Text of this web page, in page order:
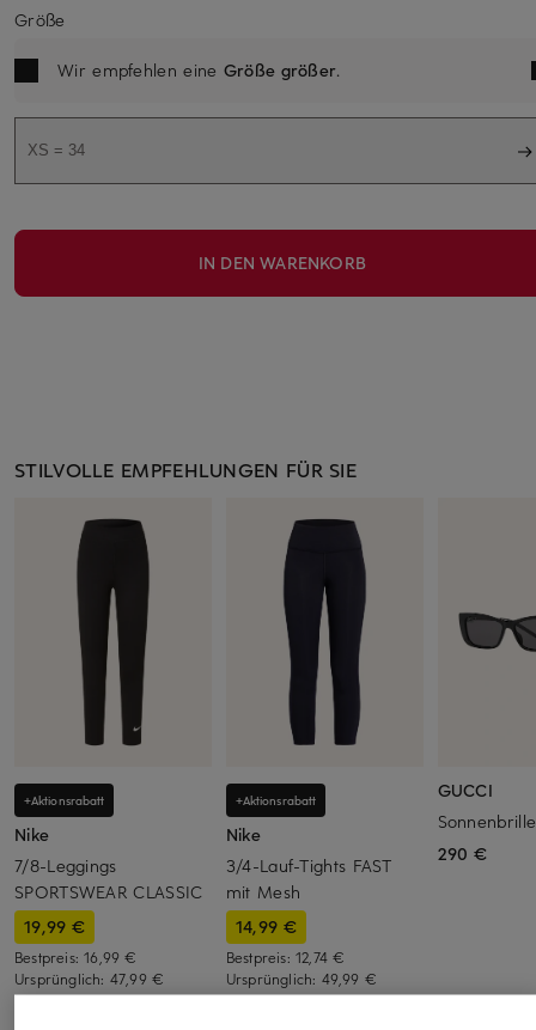
Größe
Wir empfehlen eine Größe größer.
XS = 34
IN DEN WARENKORB
STILVOLLE EMPFEHLUNGEN FÜR SIE
+Aktionsrabatt
Nike
7/8-Leggings
SPORTSWEAR CLASSIC
19,99 €
Bestpreis:16,99 €
Ursprünglich: 47,99 €
+Aktionsrabatt
Nike
3/4-Lauf-Tights FAST
mit Mesh
14,99 €
Bestpreis: 12,74 €
Ursprünglich: 49,99 €
GUCCI
290 €